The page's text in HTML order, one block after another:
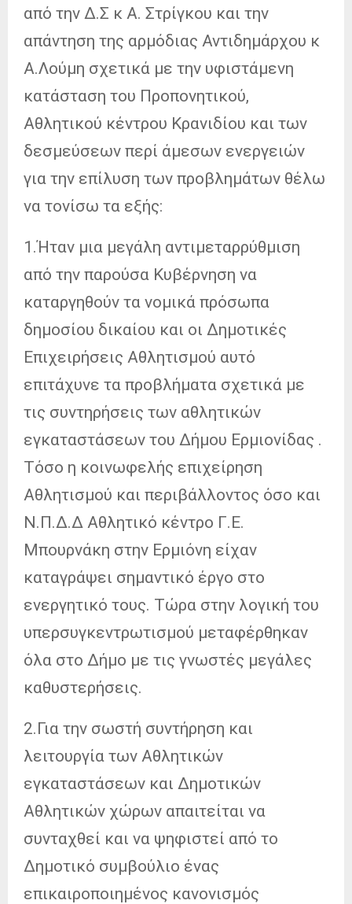
από την Δ.Σ κ Α. Στρίγκου και την
απάντηση της αρμόδιας Αντιδημάρχου κ
Α.Λούμη σχετικά με την υφιστάμενη
κατάσταση του Προπονητικού,
Αθλητικού κέντρου Κρανιδίου και των
δεσμεύσεων περί άμεσων ενεργειών
για την επίλυση των προβλημάτων θέλω
να τονίσω τα εξής:
1.Ήταν μια μεγάλη αντιμεταρρύθμιση
από την παρούσα Κυβέρνηση να
καταργηθούν τα νομικά πρόσωπα
δημοσίου δικαίου και οι Δημοτικές
Επιχειρήσεις Αθλητισμού αυτό
επιτάχυνε τα προβλήματα σχετικά με
τις συντηρήσεις των αθλητικών
εγκαταστάσεων του Δήμου Ερμιονίδας .
Τόσο η κοινωφελής επιχείρηση
Αθλητισμού και περιβάλλοντος όσο και
Ν.Π.Δ.Δ Αθλητικό κέντρο Γ.Ε.
Μπουρνάκη στην Ερμιόνη είχαν
καταγράψει σημαντικό έργο στο
ενεργητικό τους. Τώρα στην λογική του
υπερσυγκεντρωτισμού μεταφέρθηκαν
όλα στο Δήμο με τις γνωστές μεγάλες
καθυστερήσεις.
2.Για την σωστή συντήρηση και
λειτουργία των Αθλητικών
εγκαταστάσεων και Δημοτικών
Αθλητικών χώρων απαιτείται να
συνταχθεί και να ψηφιστεί από το
Δημοτικό συμβούλιο ένας
επικαιροποιημένος κανονισμός